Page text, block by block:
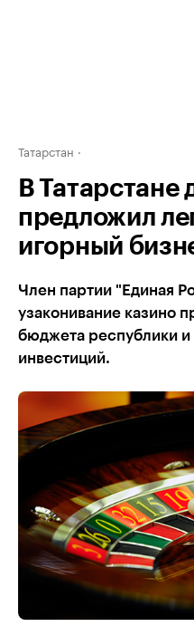
Татарстан
В Татарстане
предложил
игорный
Член партии "Единая
узаконивание казино
бюджета республики и
инвестиций.